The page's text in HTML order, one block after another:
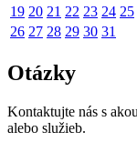
19 20 21 22 23 24 25
26 27 28 29 30 31
Otázky
Kontaktujte nás s
alebo služieb.